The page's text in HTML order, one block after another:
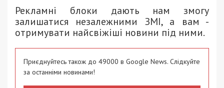
Рекламні блоки дають нам змогу
залишатися незалежними ЗМІ, а вам -
отримувати найсвіжіші новини під ними.
Приєднуйтесь також до 49000 в Google News. Слідкуйте
за останніми новинами!